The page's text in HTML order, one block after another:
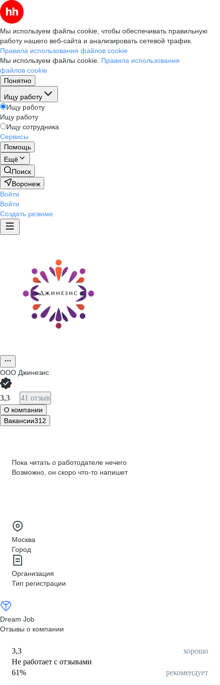
Мы используем файлы cookie, чтобы обеспечивать правильную
работу нашего веб-сайта и анализировать сетевой трафик.
Правила использования файлов cookie
Мы используем файлы cookie. Правила использования
файлов cookie
Понятно
Ищу работу
Ищу работу
Ищу работу
Ищу сотрудника
Сервисы
Помощь
Ещё
Поиск
Воронеж
Войти
Войти
Создать резюме
ООО Джинезис
3,3 41 отзыв
О компании
Вакансии312
Пока читать о работодателе нечего
Возможно, он скоро что‑то напишет
Москва
Город
Организация
Тип регистрации
Dream Job
Отзывы о компании
3,3
хорошо
Не работает с отзывами
61% рекомендует